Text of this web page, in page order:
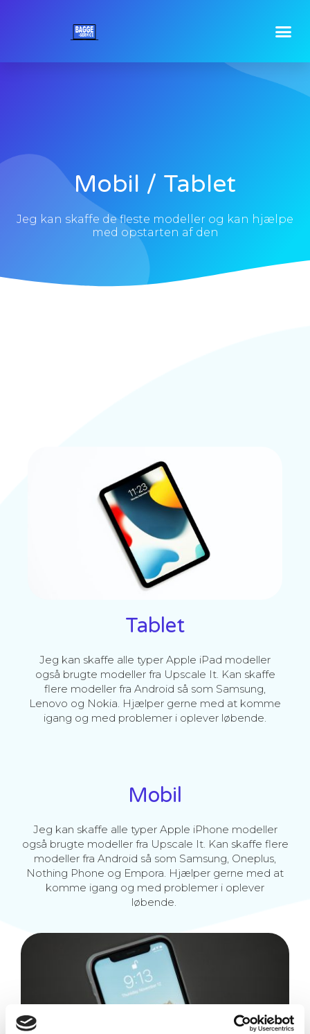
Mobil / Tablet
Jeg kan skaffe de fleste modeller og kan hjælpe
med opstarten af den
Mobil
Jeg kan skaffe alle typer Apple iPhone modeller
også brugte modeller fra Upscale It. Kan skaffe flere
modeller fra Android så som Samsung, Oneplus,
Nothing Phone og Empora. Hjælper gerne med at
komme igang og med problemer i oplever
løbende.
Tablet
Jeg kan skaffe alle typer Apple iPad modeller
også brugte modeller fra Upscale It. Kan skaffe
flere modeller fra Android så som Samsung,
Lenovo og Nokia. Hjælper gerne med at komme
igang og med problemer i oplever løbende.